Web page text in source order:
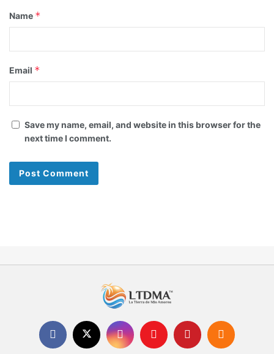
Name *
Email *
Save my name, email, and website in this browser for the
next time I comment.